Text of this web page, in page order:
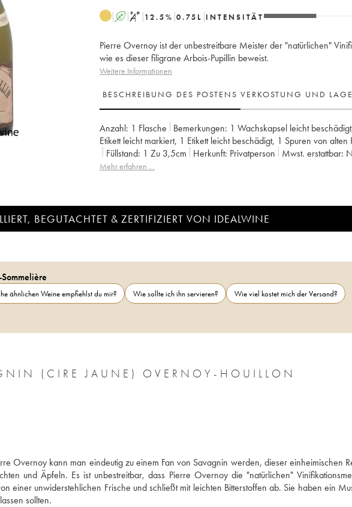
A S 12.5% 0.75 L INTENSITÄT
Pierre Overnoy ist der unbestreitbare Meister der "natürlichen"
wie es dieser filigrane Arbois-Pupillin beweist.
Weitere Informationen
BESCHREIBUNG DES POSTENS VERKOSTUNG UND
Anzahl: 1 Flasche Bemerkungen: 1 Wachskapsel leicht beschädigt
Etikett leicht markiert, 1 Etikett leicht beschädigt, 1 Spuren von alten
Füllstand: 1 Zu 3,5cm Herkunft: privatperson Mwst. erstattbar:
Region: Jura
Mehr erfahren …
BEGUTACHTET & ZERTIFIZIERT VON IDEALWINE
ähnlichen Weine empfiehlst du mir? Wie sollte ich ihn servieren?
Wie viel kostet mich der Versand?
(CIRE JAUNE) OVERNOY-HOUILLON
Overnoy kann man eindeutig zu einem Fan von Savagnin werden, dieser einheimischen
und Äpfeln. Es ist unbestreitbar, dass Pierre Overnoy die "natürlichen"
einer unwiderstehlichen Frische und schließt mit leichten Bitterstoffen ab. Sie haben ein
sollten.